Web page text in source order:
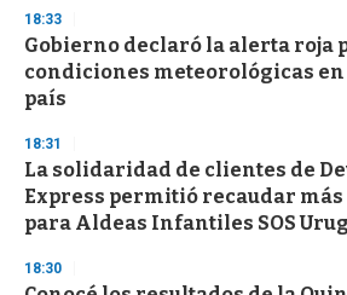
s
e
c
o
n
d
18:33
Gobierno declaró la alerta roja
condiciones meteorológicas
país
18:31
La solidaridad de clientes de
Express permitió recaudar más
para Aldeas Infantiles SOS
18:30